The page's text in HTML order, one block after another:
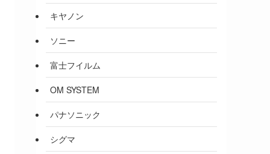
キヤノン
ソニー
富士フイルム
OM SYSTEM
パナソニック
シグマ